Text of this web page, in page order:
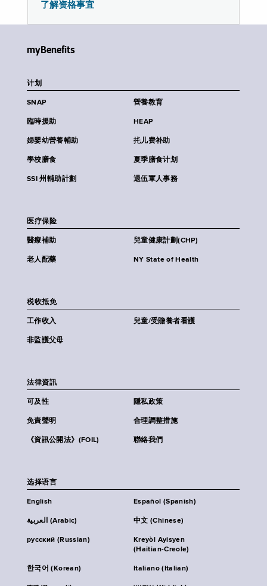
了解资格事宜
myBenefits
计划
SNAP 營養教育
臨時援助 HEAP
婦嬰幼營養輔助 扥儿费补助
學校膳食 夏季膳食计划
SSI 州輔助計劃 退伍軍人事務
医疗保险
醫療補助 兒童健康計劃(CHP)
老人配藥 NY State of Health
税收抵免
工作收入 兒童/受贍養者看護
非監護父母
法律資訊
可及性 隱私政策
免責聲明 合理調整措施
《資訊公開法》(FOIL) 聯絡我們
选择语言
English Español (Spanish)
العربية (Arabic) 中文 (Chinese)
русский (Russian)
Kreyòl Ayisyen
(Haitian-Creole)
한국어 (Korean) Italiano (Italian)